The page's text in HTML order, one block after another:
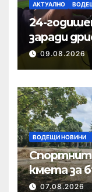
АКТУАЛНО
24-
заради
09.08.2026
ВОДЕЩИ НОВИНИ
кмета за
полк
07.08.2026